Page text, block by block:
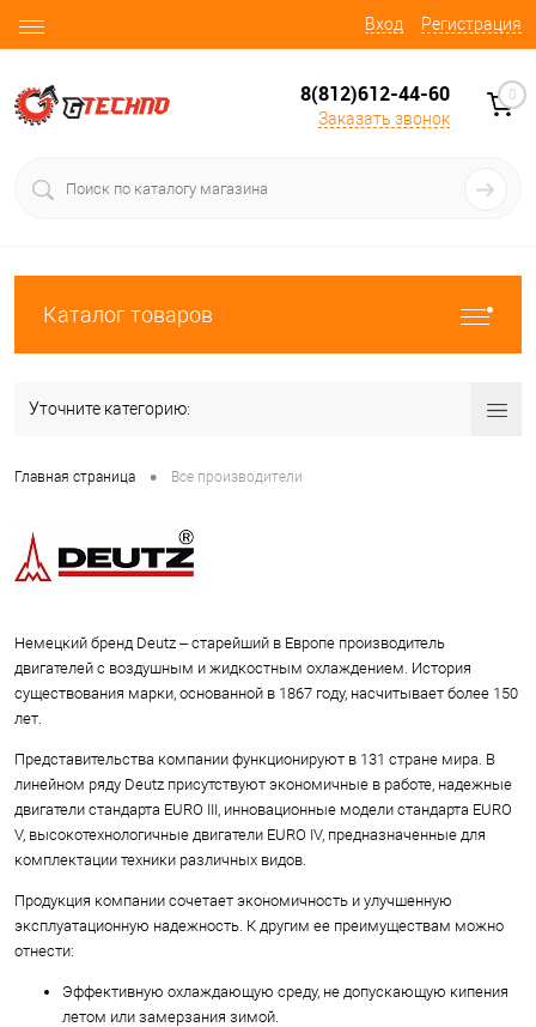
Вход Регистрация
8(812)612-44-60
Заказать звонок
0
Каталог товаров
Уточните категорию:
Главная страница • Все производители
Немецкий бренд Deutz – старейший в Европе производитель
двигателей с воздушным и жидкостным охлаждением. История
существования марки, основанной в 1867 году, насчитывает более 150
лет.
Представительства компании функционируют в 131 стране мира. В
линейном ряду Deutz присутствуют экономичные в работе, надежные
двигатели стандарта EURO III, инновационные модели стандарта EURO
V, высокотехнологичные двигатели EURO IV, предназначенные для
комплектации техники различных видов.
Продукция компании сочетает экономичность и улучшенную
эксплуатационную надежность. К другим ее преимуществам можно
отнести:
Эффективную охлаждающую среду, не допускающую кипения
летом или замерзания зимой.